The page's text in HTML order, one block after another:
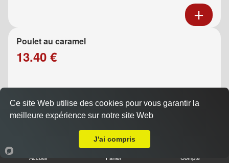
Poulet au caramel
13.40 €
Accueil Panier Compte
Ce site Web utilise des cookies pour vous garantir la
meilleure expérience sur notre site Web
J'ai compris